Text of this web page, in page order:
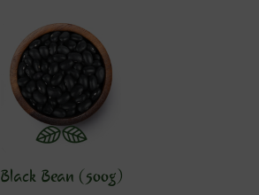
Black Bean (500g)